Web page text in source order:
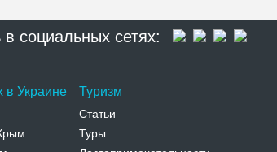
социальных сетях:
в Украине Туризм
Статьи
Туры